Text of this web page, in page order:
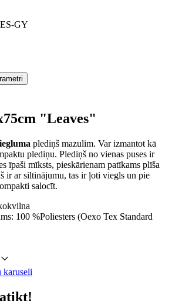
GY
"Leaves"
plediņš mazulim. Var izmantot kā
plediņu. Plediņš no vienas puses ir
īpaši mīksts, pieskārienam patīkams plīša
ir ar siltinājumu, tas ir ļoti viegls un pie
salocīt.
100 %Poliesters (Oexo Tex Standard
karuseli